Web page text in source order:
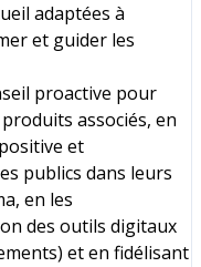
adaptées à
et guider les
proactive pour
associés, en
et
publics dans leurs
en les
des outils digitaux
et en fidélisant